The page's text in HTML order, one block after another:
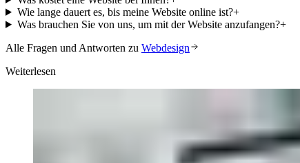
Wie lange dauert es, bis meine Website online ist?+
Was brauchen Sie von uns, um mit der Website anzufangen?+
Alle Fragen und Antworten zu Webdesign
Weiterlesen